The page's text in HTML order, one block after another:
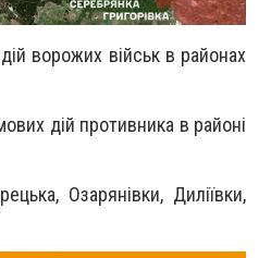
ворожих військ в районах
дій противника в районі
Озарянівки, Диліївки,